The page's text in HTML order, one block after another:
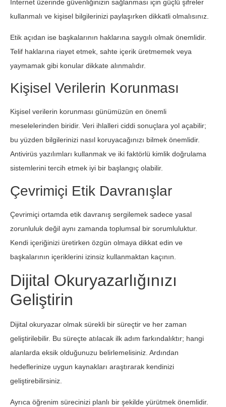
İnternet üzerinde güvenliğinizin sağlanması için güçlü şifreler
kullanmalı ve kişisel bilgilerinizi paylaşırken dikkatli olmalısınız.
Etik açıdan ise başkalarının haklarına saygılı olmak önemlidir.
Telif haklarına riayet etmek, sahte içerik üretmemek veya
yaymamak gibi konular dikkate alınmalıdır.
Kişisel Verilerin Korunması
Kişisel verilerin korunması günümüzün en önemli
meselelerinden biridir. Veri ihlalleri ciddi sonuçlara yol açabilir;
bu yüzden bilgilerinizi nasıl koruyacağınızı bilmek önemlidir.
Antivirüs yazılımları kullanmak ve iki faktörlü kimlik doğrulama
sistemlerini tercih etmek iyi bir başlangıç olabilir.
Çevrimiçi Etik Davranışlar
Çevrimiçi ortamda etik davranış sergilemek sadece yasal
zorunluluk değil aynı zamanda toplumsal bir sorumluluktur.
Kendi içeriğinizi üretirken özgün olmaya dikkat edin ve
başkalarının içeriklerini izinsiz kullanmaktan kaçının.
Dijital Okuryazarlığınızı
Geliştirin
Dijital okuryazar olmak sürekli bir süreçtir ve her zaman
geliştirilebilir. Bu süreçte atılacak ilk adım farkındalıktır; hangi
alanlarda eksik olduğunuzu belirlemelisiniz. Ardından
hedeflerinize uygun kaynakları araştırarak kendinizi
geliştirebilirsiniz.
Ayrıca öğrenim sürecinizi planlı bir şekilde yürütmek önemlidir.